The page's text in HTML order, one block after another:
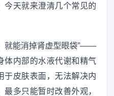
今天就来澄清几个常见的
就能消掉肾虚型眼袋”——
体内部的水液代谢和精气
于皮肤表面，无法解决内
多只能暂时改善外观，